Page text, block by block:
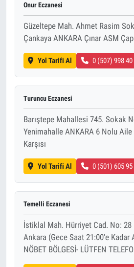
Onur Eczanesi
Güzeltepe Mah. Ahmet Rasim
Çankaya ANKARA Çınar ASM
Yol Tarifi Al 0 (507) 998 40
Turuncu Eczanesi
Barıştepe Mahallesi 745. Sokak
Yenimahalle ANKARA 6 Nolu Aile
Karşısı
Yol Tarifi Al 0 (501) 605 95
Temelli Eczanesi
İstiklal Mah. Hürriyet Cad. No: 28
Ankara (Gece Saat 21:00'e Kadar
NÖBET BÖLGESİ- LÜTFEN